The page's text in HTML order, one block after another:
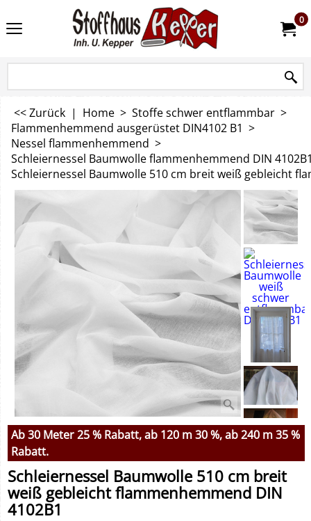
0
<< Zurück | Home > Stoffe schwer entflammbar >
Flammenhemmend ausgerüstet DIN4102 B1 >
Nessel flammenhemmend >
Schleiernessel Baumwolle flammenhemmend DIN
Schleiernessel Baumwolle 510 cm breit weiß gebleicht
Ab 30 Meter 25 % Rabatt, ab 120 m 30 %, ab 240 m 35 %
Rabatt.
Schleiernessel Baumwolle 510 cm breit
weiß gebleicht flammenhemmend DIN
4102B1